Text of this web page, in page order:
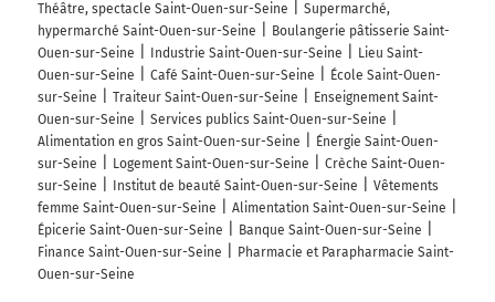
Théâtre, spectacle Saint-Ouen-sur-Seine
Supermarché,
hypermarché Saint-Ouen-sur-Seine
Boulangerie pâtisserie Saint-
Ouen-sur-Seine
Industrie Saint-Ouen-sur-Seine
Lieu Saint-
Ouen-sur-Seine
Café Saint-Ouen-sur-Seine
École Saint-Ouen-
sur-Seine
Traiteur Saint-Ouen-sur-Seine
Enseignement Saint-
Ouen-sur-Seine
Services publics Saint-Ouen-sur-Seine
Alimentation en gros Saint-Ouen-sur-Seine
Énergie Saint-Ouen-
sur-Seine
Logement Saint-Ouen-sur-Seine
Crèche Saint-Ouen-
sur-Seine
Institut de beauté Saint-Ouen-sur-Seine
Vêtements
femme Saint-Ouen-sur-Seine
Alimentation Saint-Ouen-sur-Seine
Épicerie Saint-Ouen-sur-Seine
Banque Saint-Ouen-sur-Seine
Finance Saint-Ouen-sur-Seine
Pharmacie et Parapharmacie Saint-
Ouen-sur-Seine